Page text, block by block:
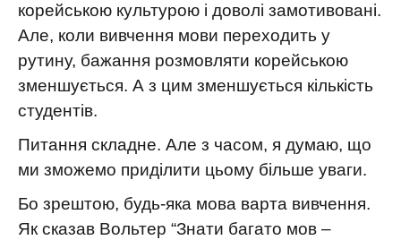
корейською культурою і доволі замотивовані.
Але, коли вивчення мови переходить у
рутину, бажання розмовляти корейською
зменшується. А з цим зменшується кількість
студентів.
Питання складне. Але з часом, я думаю, що
ми зможемо приділити цьому більше уваги.
Бо зрештою, будь-яка мова варта вивчення.
Як сказав Вольтер “Знати багато мов –